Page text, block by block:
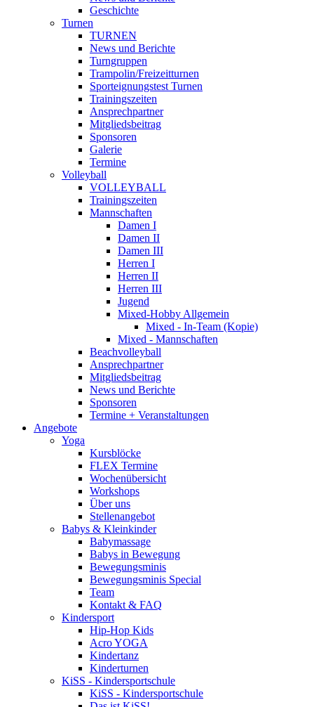
Geschichte
Turnen
TURNEN
News und Berichte
Turngruppen
Trampolin/Freizeitturnen
Sporteignungstest Turnen
Trainingszeiten
Ansprechpartner
Mitgliedsbeitrag
Sponsoren
Galerie
Termine
Volleyball
VOLLEYBALL
Trainingszeiten
Mannschaften
Damen I
Damen II
Damen III
Herren I
Herren II
Herren III
Jugend
Mixed-Hobby Allgemein
Mixed - In-Team (Kopie)
Mixed - Mannschaften
Beachvolleyball
Ansprechpartner
Mitgliedsbeitrag
News und Berichte
Sponsoren
Termine + Veranstaltungen
Angebote
Yoga
Kursblöcke
FLEX Termine
Wochenübersicht
Workshops
Über uns
Stellenangebot
Babys & Kleinkinder
Babymassage
Babys in Bewegung
Bewegungsminis
Bewegungsminis Special
Team
Kontakt & FAQ
Kindersport
Hip-Hop Kids
Acro YOGA
Kindertanz
Kinderturnen
KiSS - Kindersportschule
KiSS - Kindersportschule